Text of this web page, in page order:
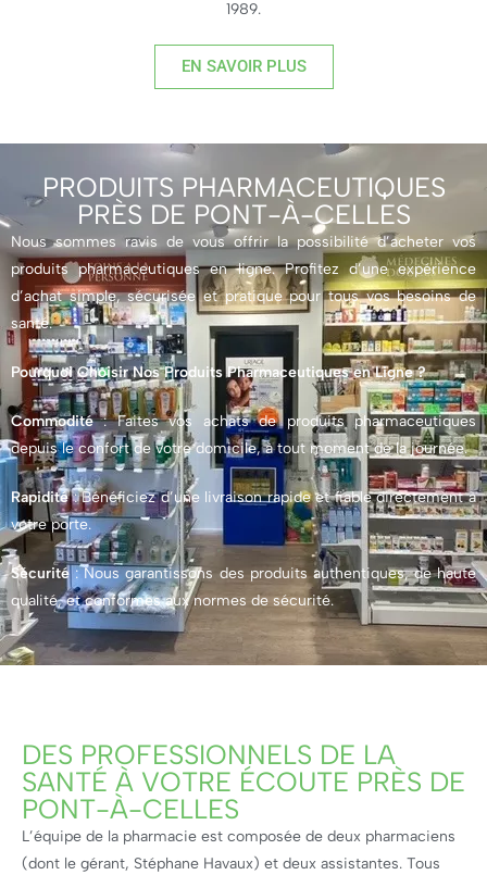
1989.
EN SAVOIR PLUS
PRODUITS PHARMACEUTIQUES
PRÈS DE PONT-À-CELLES
Nous sommes ravis de vous offrir la possibilité d’acheter vos
produits pharmaceutiques en ligne. Profitez d’une expérience
d’achat simple, sécurisée et pratique pour tous vos besoins de
santé.
Pourquoi Choisir Nos Produits Pharmaceutiques en Ligne ?
Commodité: Faites vos achats de produits pharmaceutiques
depuis le confort de votre domicile, à tout moment de la journée.
Rapidité: Bénéficiez d’une livraison rapide et fiable directement à
votre porte.
Sécurité: Nous garantissons des produits authentiques, de haute
qualité, et conformes aux normes de sécurité.
DES PROFESSIONNELS DE LA
SANTÉ À VOTRE ÉCOUTE PRÈS DE
PONT-À-CELLES
L’équipe de la pharmacie est composée de deux pharmaciens
(dont le gérant, Stéphane Havaux) et deux assistantes. Tous